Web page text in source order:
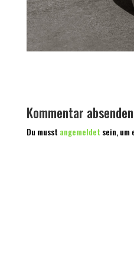
Kommentar absenden
Du musst angemeldet sein, um